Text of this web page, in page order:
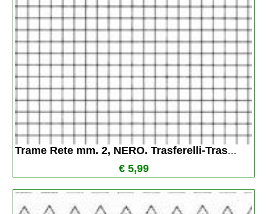
Trame Rete mm. 2, NERO. Trasferelli-Tras...
€ 5,99